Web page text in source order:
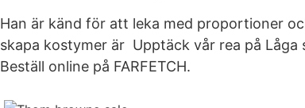
Han är känd för att leka med proportioner
skapa kostymer är Upptäck vår rea på
Beställ online på FARFETCH.